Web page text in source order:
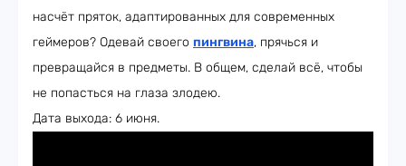
насчёт пряток, адаптированных для современных
геймеров? Одевай своего пингвина, прячься и
превращайся в предметы. В общем, сделай всё, чтобы
не попасться на глаза злодею.
Дата выхода: 6 июня.